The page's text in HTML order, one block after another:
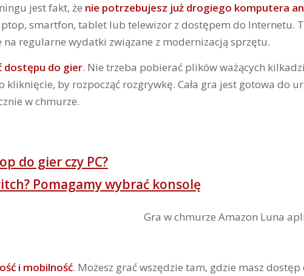
jest fakt, że nie potrzebujesz już drogiego komputera
smartfon, tablet lub telewizor z dostępem do Internetu.
regularne wydatki związane z modernizacją sprzętu.
dostępu do gier. Nie trzeba pobierać plików ważących
by rozpocząć rozgrywkę. Cała gra jest gotowa do
w chmurze.
do gier czy PC?
Pomagamy wybrać konsolę
i mobilność. Możesz grać wszędzie tam, gdzie masz